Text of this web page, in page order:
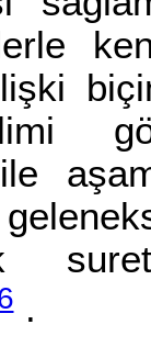
ile
.